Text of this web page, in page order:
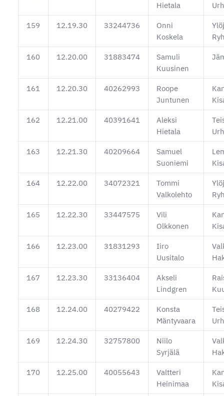
Hietala
159 12.19.30 33244736
Onni
Koskela
160 12.20.00 31883474
Samuli
Kuusinen
161 12.20.30 40262993
Roope
Juntunen
162 12.21.00 40391641
Aleksi
Hietala
163 12.21.30 40209664
Samuel
Suoniemi
164 12.22.00 34072321
Tommi
Valkolehto
165 12.22.30 33447575
Vili
Olkkonen
166 12.23.00 31831293
Iiro
Uusitalo
167 12.23.30 33136404
Akseli
Lindgren
168 12.24.00 40279422
Konsta
Mäntyvaara
169 12.24.30 32757800
Niilo
Syrjälä
170 12.25.00 40055643
Valtteri
Heinimaa